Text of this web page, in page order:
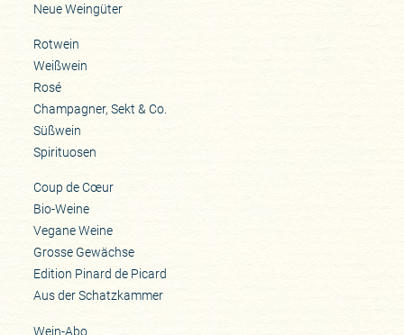
Neue Weingüter
Rotwein
Weißwein
Rosé
Champagner, Sekt & Co.
Süßwein
Spirituosen
Coup de Cœur
Bio-Weine
Vegane Weine
Grosse Gewächse
Edition Pinard de Picard
Aus der Schatzkammer
Wein-Abo